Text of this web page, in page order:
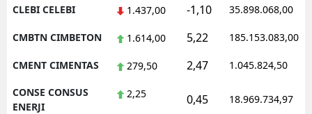
CLEBI CELEBI 1.437,00 -1,10 35.898.068,00
CMBTN CIMBETON 1.614,00 5,22 185.153.083,00
CMENT CIMENTAS 279,50 2,47 1.045.824,50
CONSE CONSUS
ENERJI
2,25 0,45 18.969.734,97